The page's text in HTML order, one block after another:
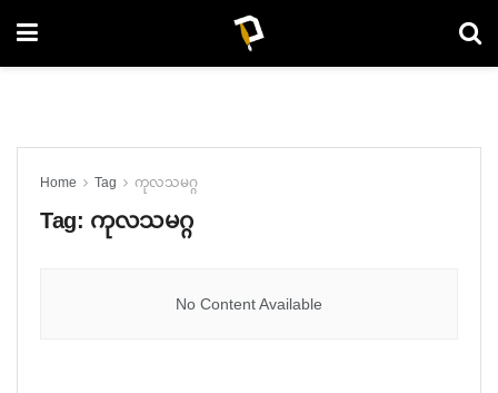
Home Tag ကုလသမဂ္ဂ
Tag: ကုလသမဂ္ဂ
No Content Available